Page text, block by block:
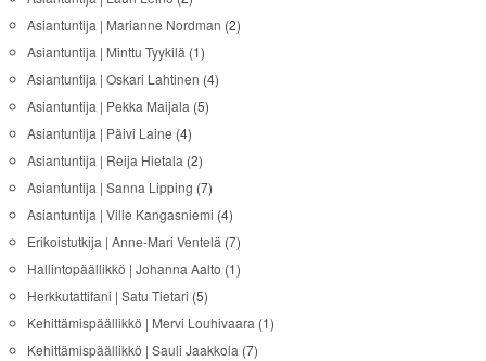
Asiantuntija | Marianne Nordman (2)
Asiantuntija | Minttu Tyykilä (1)
Asiantuntija | Oskari Lahtinen (4)
Asiantuntija | Pekka Maijala (5)
Asiantuntija | Päivi Laine (4)
Asiantuntija | Reija Hietala (2)
Asiantuntija | Sanna Lipping (7)
Asiantuntija | Ville Kangasniemi (4)
Erikoistutkija | Anne-Mari Ventelä (7)
Hallintopäällikkö | Johanna Aalto (1)
Herkkutattifani | Satu Tietari (5)
Kehittämispäällikkö | Mervi Louhivaara (1)
Kehittämispäällikkö | Sauli Jaakkola (7)